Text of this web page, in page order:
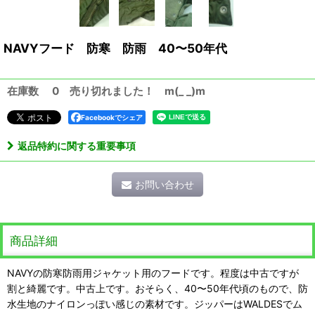
NAVYフード 防寒 防雨 40〜50年代
在庫数 0 売り切れました！ m(_ _)m
Facebookでシェア
返品特約に関する重要事項
お問い合わせ
商品詳細
NAVYの防寒防雨用ジャケット用のフードです。程度は中古ですが
割と綺麗です。中古上です。おそらく、40〜50年代頃のもので、防
水生地のナイロンっぽい感じの素材です。ジッパーはWALDESでム